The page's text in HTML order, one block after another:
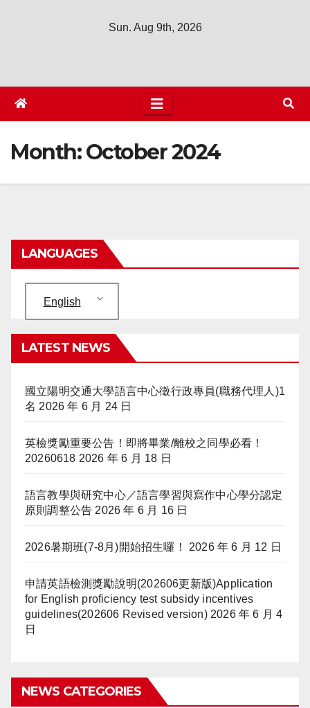
Sun. Aug 9th, 2026
Month:October 2024
LANGUAGES
English
LATEST NEWS
國立陽明交通大學語言中心徵行政專員(職務代理人)1
名 2026 年 6 月 24 日
英檢獎勵重要公告！即將畢業/離校之同學必看！
20260618 2026 年 6 月 18 日
語言教學與研究中心／語言學習與寫作中心學分認定
原則調整公告 2026 年 6 月 16 日
2026暑期班(7-8月)開始招生囉！ 2026 年 6 月 12 日
申請英語檢測獎勵說明(202606更新版)Application
for English proficiency test subsidy incentives
guidelines(202606 Revised version) 2026 年 6 月 4
日
NEWS CATEGORIES